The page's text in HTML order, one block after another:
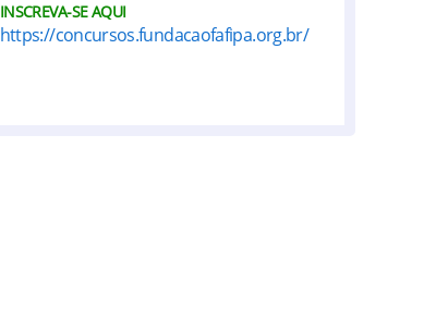
INSCREVA-SE AQUI
https://concursos.fundacaofafipa.org.br/